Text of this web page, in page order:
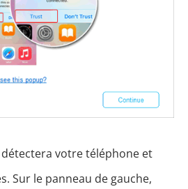
votre téléphone et
Sur le panneau de gauche,